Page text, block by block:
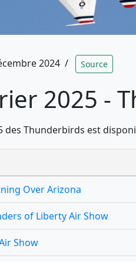
2024 / Source
2025 -
des Thunderbirds est
Over Arizona
of Liberty Air Show
Show